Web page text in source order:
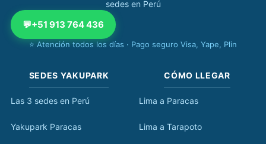
sedes en Perú
💬+51 913 764 436
⭐ Atención todos los días · Pago seguro Visa, Yape, Plin
SEDES YAKUPARK
Las 3 sedes en Perú
Yakupark Paracas
CÓMO LLEGAR
Lima a Paracas
Lima a Tarapoto